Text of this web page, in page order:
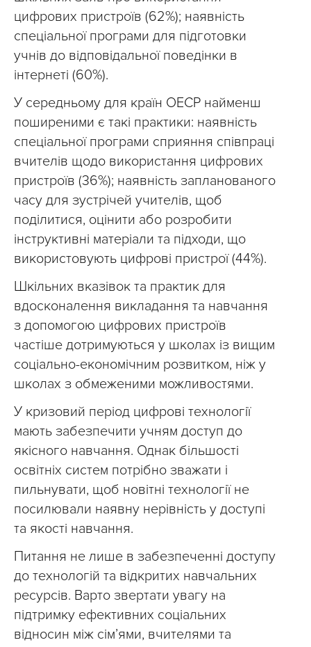
цифрових пристроїв (62%); наявність
спеціальної програми для підготовки
учнів до відповідальної поведінки в
інтернеті (60%).
У середньому для країн ОЕСР найменш
поширеними є такі практики: наявність
спеціальної програми сприяння співпраці
вчителів щодо використання цифрових
пристроїв (36%); наявність запланованого
часу для зустрічей учителів, щоб
поділитися, оцінити або розробити
інструктивні матеріали та підходи, що
використовують цифрові пристрої (44%).
Шкільних вказівок та практик для
вдосконалення викладання та навчання
з допомогою цифрових пристроїв
частіше дотримуються у школах із вищим
соціально-економічним розвитком, ніж у
школах з обмеженими можливостями.
У кризовий період цифрові технології
мають забезпечити учням доступ до
якісного навчання. Однак більшості
освітніх систем потрібно зважати і
пильнувати, щоб новітні технології не
посилювали наявну нерівність у доступі
та якості навчання.
Питання не лише в забезпеченні доступу
до технологій та відкритих навчальних
ресурсів. Варто звертати увагу на
підтримку ефективних соціальних
відносин між сім’ями, вчителями та